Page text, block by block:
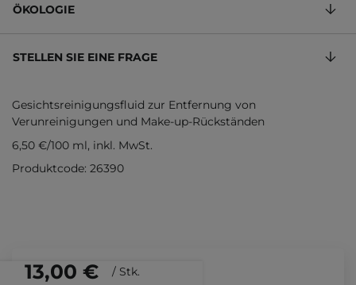
13,00 € / Stk.
ÖKOLOGIE
STELLEN SIE EINE FRAGE
Gesichtsreinigungsfluid zur Entfernung von
Verunreinigungen und Make-up-Rückständen
6,50 €/100 ml, inkl. MwSt.
Produktcode: 26390